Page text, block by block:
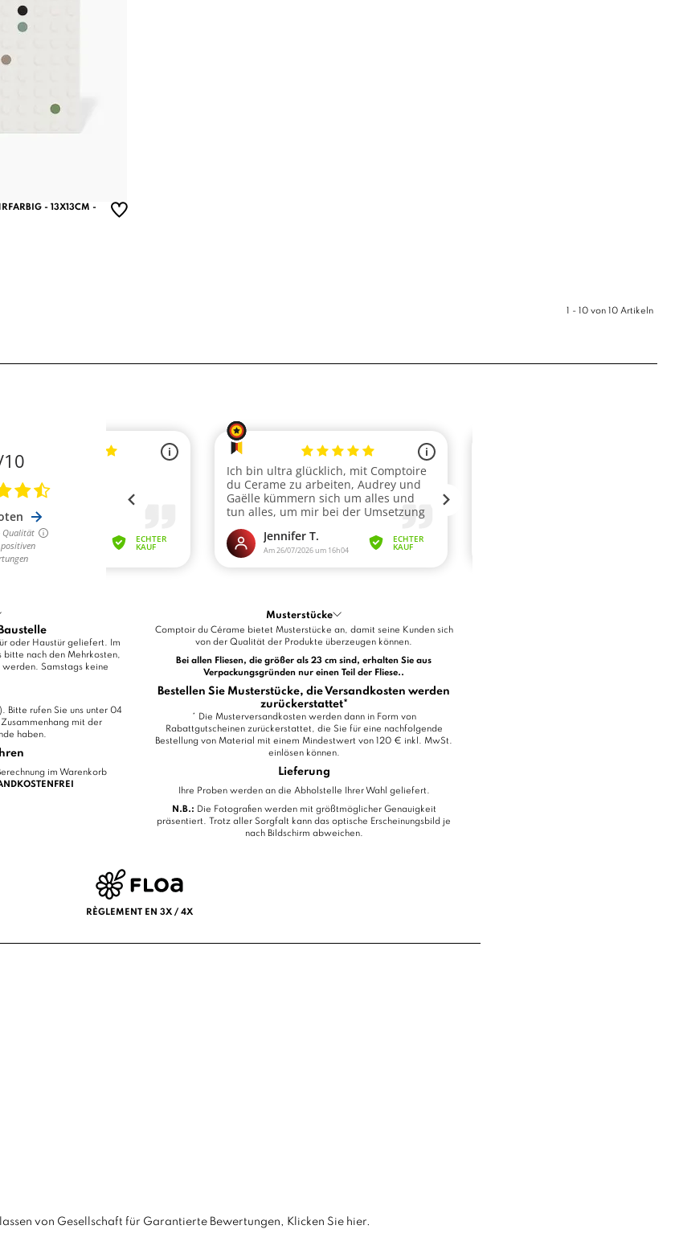
- 13X13CM -
1 - 10 von 10 Artikeln
oder Haustür geliefert. Im
bitte nach den Mehrkosten,
werden. Samstags keine
Bitte rufen Sie uns unter 04
mit der
haben.
im Warenkorb
Musterstücke
Comptoir du Cérame bietet Musterstücke an, damit seine Kunden sich
von der Qualität der Produkte überzeugen können.
Bei allen Fliesen, die größer als 23 cm sind, erhalten Sie aus
Verpackungsgründen nur einen Teil der Fliese..
Bestellen Sie Musterstücke, die Versandkosten werden
zurückerstattet*
* Die Musterversandkosten werden dann in Form von
Rabattgutscheinen zurückerstattet, die Sie für eine nachfolgende
Bestellung von Material mit einem Mindestwert von 120 € inkl. MwSt.
einlösen können.
Lieferung
Ihre Proben werden an die Abholstelle Ihrer Wahl geliefert.
N.B.: Die Fotografien werden mit größtmöglicher Genauigkeit
präsentiert. Trotz aller Sorgfalt kann das optische Erscheinungsbild je
nach Bildschirm abweichen.
RÈGLEMENT EN 3X / 4X
von Gesellschaft für Garantierte Bewertungen, Klicken Sie hier.